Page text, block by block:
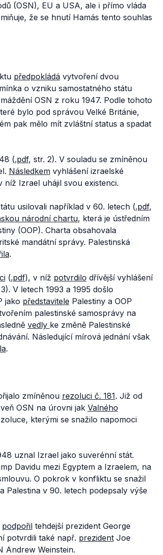
(OSN), EU a USA, ale i přímo vláda
že se hnutí Hamás tento souhlas
předpokládávytvoření dvou
o vzniku samostatného státu
OSN z roku 1947. Podle tohoto
bylo pod správou Velké Británie,
pak mělo mít zvláštní status a spadat
(.pdf, str. 2). V souladu se zmíněnou
Následkemvyhlášení izraelské
níž Izrael uhájil svou existenci.
usilovali například v 60. letech (.pdf,
národní chartu, která je ústředním
(OOP). Charta obsahovala
mandátní správy. Palestinská
.
(.pdf), v níž potvrdilo dřívější vyhlášení
V letech 1993 a 1995 došlo
jako představitele Palestiny a OOP
palestinské samosprávy na
vedly ke změně Palestinské
Následující mírová jednání však
.
zmíněnou rezoluci č. 181. Již od
OSN na úrovni jak Valného
kterými se snažilo napomoci
uznal Izrael jako suverénní stát.
Davidu mezi Egyptem a Izraelem, na
O pokrok v konfliktu se snažil
Palestina v 90. letech podepsaly výše
podpořiltehdejší prezident George
potvrdili také např. prezidentJoe
Andrew Weinstein.